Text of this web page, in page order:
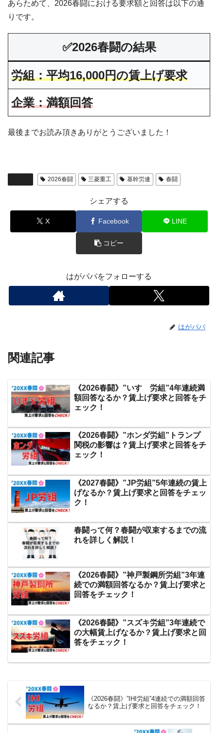
あらためて、2026春闘における要求額と回答は以下の通
りです。
✅2026春闘の結果
労組：平均16,000円の賃上げ要求
企業：満額回答
最後までお読み頂きありがとうございました！
2026春闘 三菱重工 基幹労連 春闘
シェアする
X Facebook LINE
コピー
はがパパをフォローする
はがパパ
関連記事
《2026春闘》”いすゞ労組”4年連続満
額回答なるか？賃上げ要求と回答をチ
ェック！
《2026春闘》”ホンダ労組”トランプ
関税の影響は？賃上げ要求と回答をチ
ェック！
《2027春闘》”JP労組”5年連続の賃上
げなるか？賃上げ要求と回答をチェッ
ク！
春闘って何？春闘が収束するまでの流
れを詳しく解説！
《2026春闘》”神戸製鋼所労組”3年連
続での満額回答なるか？賃上げ要求と
回答をチェック！
《2026春闘》”スズキ労組”3年連続で
の大幅賃上げなるか？賃上げ要求と回
答をチェック！
《2026春闘》”IHI労組”4連続での満額回答
なるか？賃上げ要求と回答をチェック！